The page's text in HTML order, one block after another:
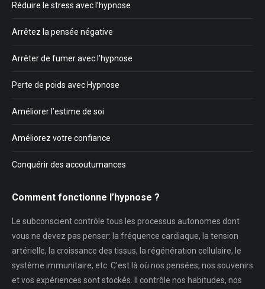
Réduire le stress avec l’hypnose
Arrêtez la pensée négative
Arrêter de fumer avec l’hypnose
Perte de poids avec Hypnose
Améliorer l’estime de soi
Améliorez votre confiance
Conquérir des accoutumances
Comment fonctionne l’hypnose ?
Le subconscient contrôle tous les processus autonomes dont
vous ne devez pas penser: la fréquence cardiaque, la tension
artérielle, la croissance des tissus, la régénération cellulaire, le
système immunitaire, etc. C’est là où nos pensées, nos souvenirs
et vos expériences sont stockés. Il contrôle nos habitudes, nos